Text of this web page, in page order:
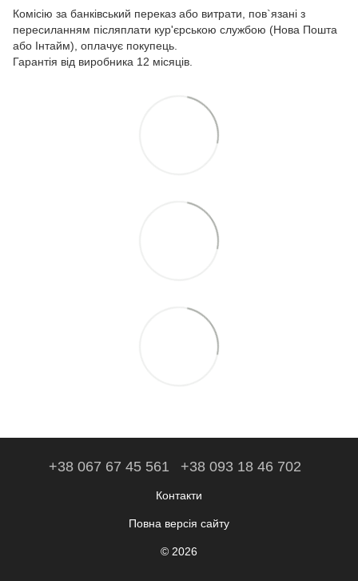
Комісію за банківський переказ або витрати, пов`язані з
пересиланням післяплати кур'єрською службою (Нова Пошта
або Інтайм), оплачує покупець.
Гарантія від виробника 12 місяців.
+38 067 67 45 561 +38 093 18 46 702
Контакти
Повна версія сайту
© 2026